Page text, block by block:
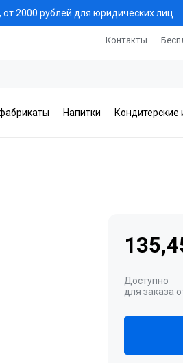
2000 рублей для юридических лиц
Контакты
Напитки Кондитерские
Доступно
для заказа